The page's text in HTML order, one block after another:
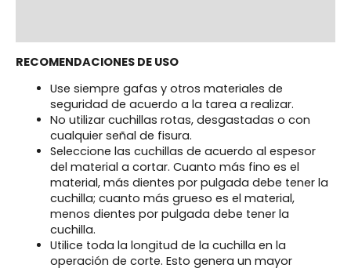
RECOMENDACIONES DE USO
Use siempre gafas y otros materiales de
seguridad de acuerdo a la tarea a realizar.
No utilizar cuchillas rotas, desgastadas o con
cualquier señal de fisura.
Seleccione las cuchillas de acuerdo al espesor
del material a cortar. Cuanto más fino es el
material, más dientes por pulgada debe tener la
cuchilla; cuanto más grueso es el material,
menos dientes por pulgada debe tener la
cuchilla.
Utilice toda la longitud de la cuchilla en la
operación de corte. Esto genera un mayor